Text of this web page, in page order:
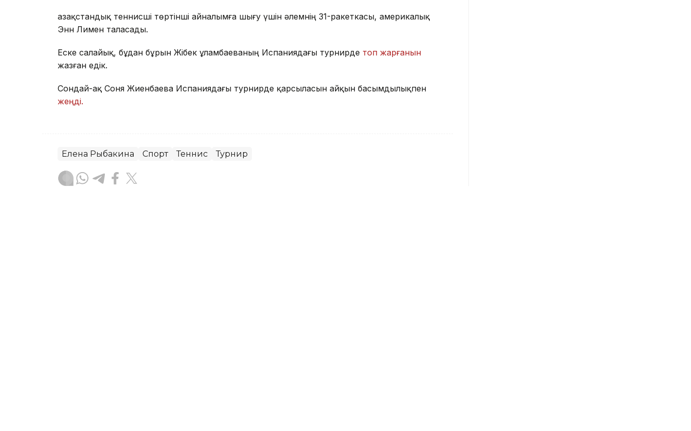
Қазақстандық теннисші төртінші айналымға шығу үшін әлемнің 31-ракеткасы, америкалық
Энн Лимен таласады.
Еске салайық, бұдан бұрын Жібек Құламбаеваның Испаниядағы турнирде топ жарғанын
жазған едік.
Сондай-ақ Соня Жиенбаева Испаниядағы турнирде қарсыласын айқын басымдылықпен
жеңді.
Елена Рыбакина Спорт Теннис Турнир